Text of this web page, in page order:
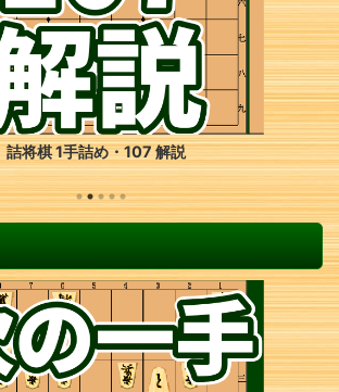
詰将棋 1手詰め・107 解説